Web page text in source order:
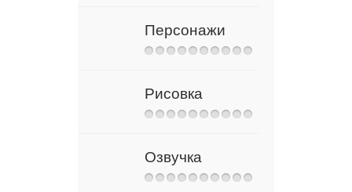
Персонажи
Рисовка
Озвучка